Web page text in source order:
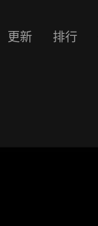
更新 排行